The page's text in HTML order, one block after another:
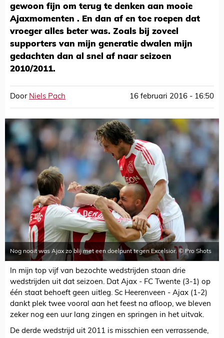
gewoon fijn om terug te denken aan mooie
Ajaxmomenten . En dan af en toe roepen dat
vroeger alles beter was. Zoals bij zoveel
supporters van mijn generatie dwalen mijn
gedachten dan al snel af naar seizoen
2010/2011.
Door Niels Pach 16 februari 2016 - 16:50
Nog nooit was Ajax zo blij met een doelpunt tegen Excelsior. © Pro Shots
In mijn top vijf van bezochte wedstrijden staan drie
wedstrijden uit dat seizoen. Dat Ajax - FC Twente (3-1) op
één staat behoeft geen uitleg. Sc Heerenveen - Ajax (1-2)
dankt plek twee vooral aan het feest na afloop, we bleven
zeker nog een uur lang zingen en springen in het uitvak.
De derde wedstrijd uit 2011 is misschien een verrassende,